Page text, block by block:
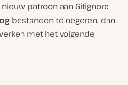
patroon aan Gitignore
bestanden te negeren, dan
met het volgende